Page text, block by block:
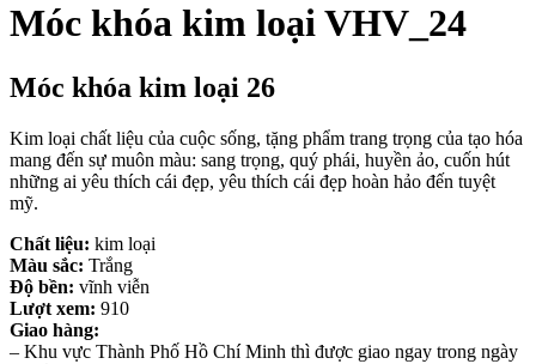
Móc khóa kim loại VHV_24
Móc khóa kim loại 26
Kim loại chất liệu của cuộc sống, tặng phẩm trang trọng của tạo hóa
mang đến sự muôn màu: sang trọng, quý phái, huyền ảo, cuốn hút
những ai yêu thích cái đẹp, yêu thích cái đẹp hoàn hảo đến tuyệt
mỹ.
Chất liệu: kim loại
Màu sắc: Trắng
Độ bền: vĩnh viễn
Lượt xem: 910
Giao hàng:
– Khu vực Thành Phố Hồ Chí Minh thì được giao ngay trong ngày